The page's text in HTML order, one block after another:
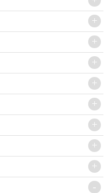
+
+
+
+
+
+
+
+
-